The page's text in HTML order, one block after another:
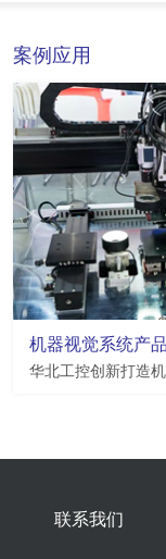
EMB-3581
案例应用
机器视觉系统产
联系我们